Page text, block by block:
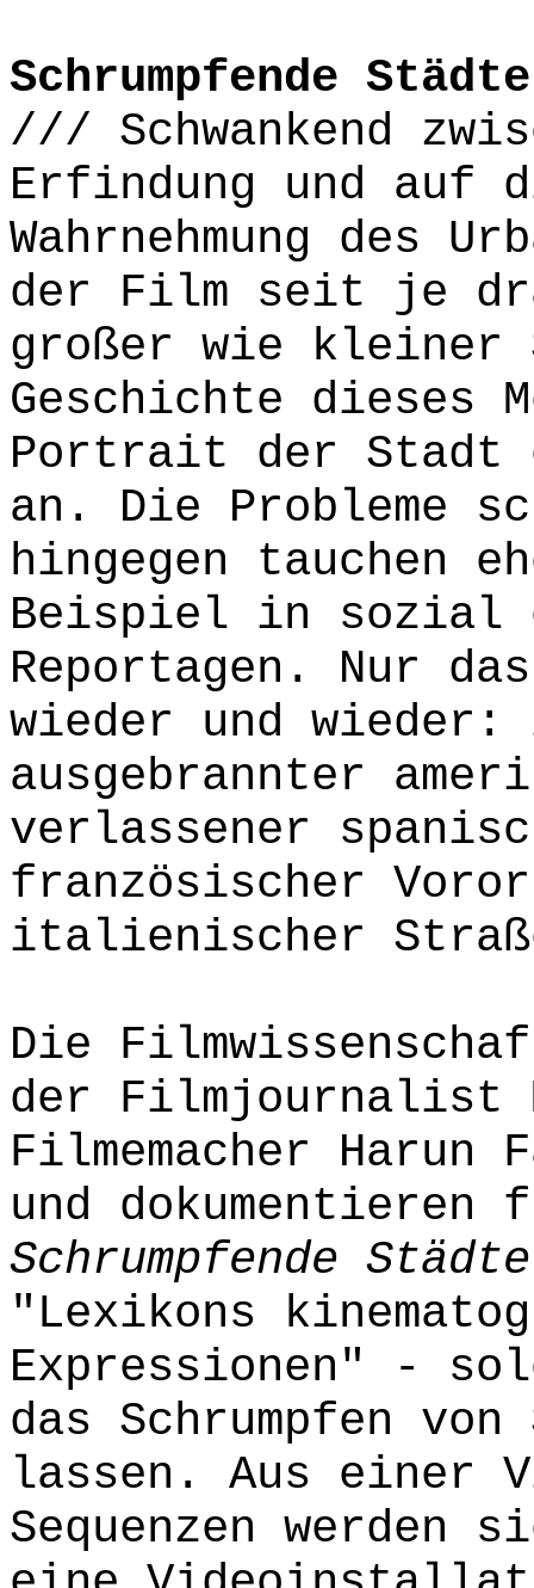
Schrumpfende
/// Schwankend
Erfindung und auf
Wahrnehmung des
der Film seit je
großer wie kleiner
Geschichte dieses
Portrait der Stadt
an. Die Probleme
hingegen tauchen
Beispiel in sozial
Reportagen. Nur
wieder und
ausgebrannter
verlassener
französischer
italienischer
Die
der Filmjournalist
Filmemacher
und
Schrumpfende
"Lexikons
Expressionen" -
das Schrumpfen
lassen. Aus einer
Sequenzen